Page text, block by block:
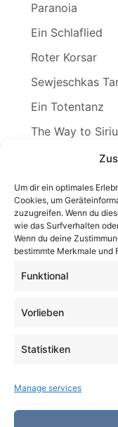
Um dir ein optimales
Cookies, um
zuzugreifen. Wenn du
wie das Surfverhalten
Wenn du deine
bestimmte Merkmale
Funktional
Vorlieben
Statistiken
Manage services
Paranoia
Ein Schlaflied
Roter Korsar
Sewjeschkas
Ein Totentanz
The Way to
Wenn ich der
Wind in den
Search